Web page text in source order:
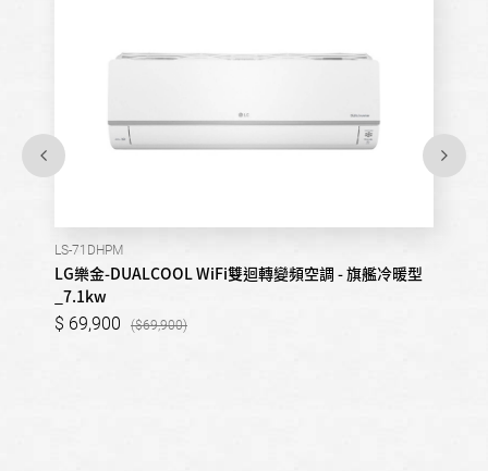
LS-71DHPM
LG樂金-DUALCOOL WiFi雙迴轉變頻空調 - 旗艦冷暖型
_7.1kw
69,900 69,900